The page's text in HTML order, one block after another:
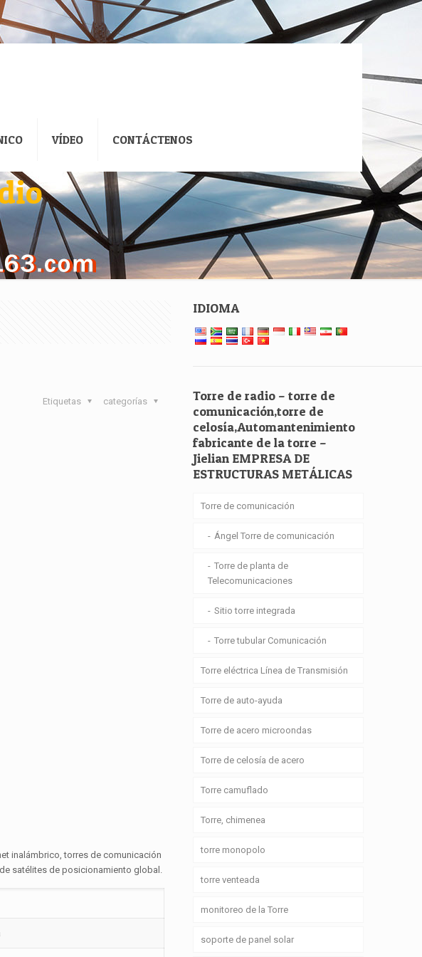
VÍDEO CONTÁCTENOS
categorías
Etiquetas
inalámbrico, torres de comunicación
satélites de posicionamiento global.
IDIOMA
Torre de radio – torre de
comunicación,torre de
celosía,Automantenimiento
fabricante de la torre –
Jielian EMPRESA DE
ESTRUCTURAS METÁLICAS
Torre de comunicación
Ángel Torre de comunicación
Torre de planta de
Telecomunicaciones
Sitio torre integrada
Torre tubular Comunicación
Torre eléctrica Línea de Transmisión
Torre de auto-ayuda
Torre de acero microondas
Torre de celosía de acero
Torre camuflado
Torre, chimenea
torre monopolo
torre venteada
monitoreo de la Torre
soporte de panel solar